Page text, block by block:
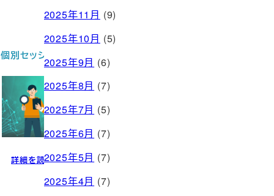
個別セッション
詳細を読む
2025年11月 (9)
2025年10月 (5)
2025年9月 (6)
2025年8月 (7)
2025年7月 (5)
2025年6月 (7)
2025年5月 (7)
2025年4月 (7)